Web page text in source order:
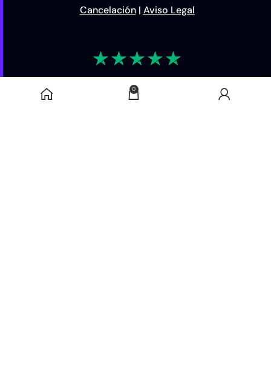
Cancelación| Aviso Legal
Puntaje 4.94 de 5
+4.000 Opiniones
Suscripción de 3
$13.990
0